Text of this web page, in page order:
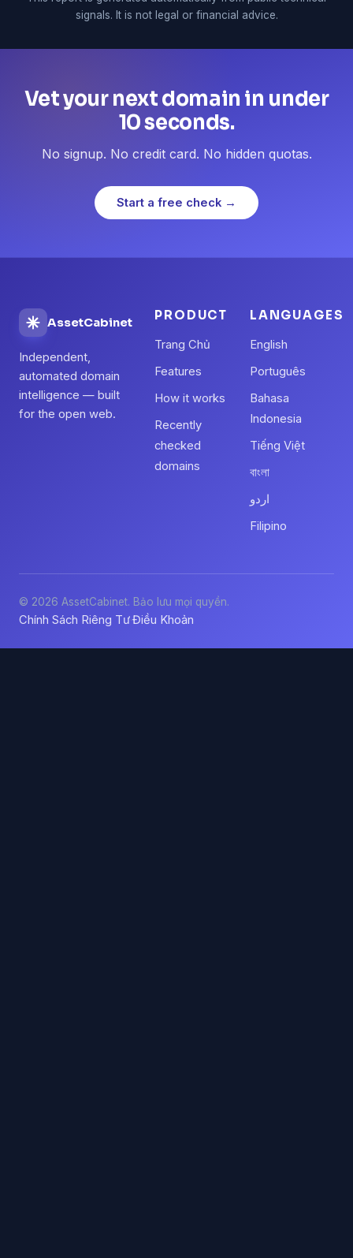
signals. It is not legal or financial advice.
Vet your next domain in under
10 seconds.
No signup. No credit card. No hidden quotas.
Start a free check →
AssetCabinet
Independent,
automated domain
intelligence — built
for the open web.
PRODUCT
Trang Chủ
Features
How it works
Recently
checked
domains
LANGUAGES
English
Português
Bahasa
Indonesia
Tiếng Việt
বাংলা
اردو
Filipino
© 2026 AssetCabinet. Bảo lưu mọi quyền.
Chính Sách Riêng Tư·Điều Khoản